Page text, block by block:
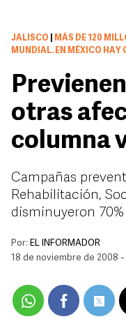
JALISCO
MÁS DE 120
MUNDIAL. EN MÉXICO HAY
otras
columna
Campañas
Rehabilitación,
disminuyeron
Por: EL INFORMADOR
18 de noviembre de 2008 -